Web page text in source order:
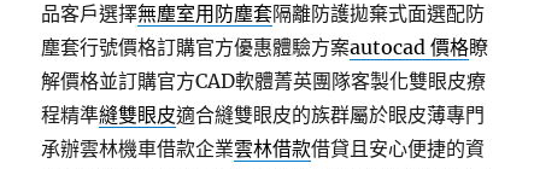
品客戶選擇無塵室用防塵套隔離防護拋棄式面選配防
塵套行號價格訂購官方優惠體驗方案autocad 價格瞭
解價格並訂購官方CAD軟體菁英團隊客製化雙眼皮療
程精準縫雙眼皮適合縫雙眼皮的族群屬於眼皮薄專門
承辦雲林機車借款企業雲林借款借貸且安心便捷的資